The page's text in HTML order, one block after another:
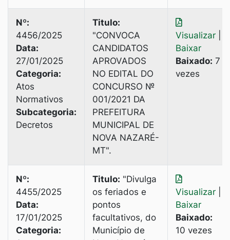
Nº:
4456/2025
Data:
27/01/2025
Categoria:
Atos
Normativos
Subcategoria:
Decretos
Titulo:
"CONVOСА
CANDIDATOS
APROVADOS
NO EDITAL DO
CONCURSO №
001/2021 DA
PREFEITURA
MUNICIPAL DE
NOVA NAZARÉ-
MТ".
Visualizar
Baixar
Baixado: 7
vezes
Nº:
4455/2025
Data:
17/01/2025
Categoria:
Titulo: "Divulga
os feriados e
pontos
facultativos, do
Município de
Visualizar
Baixar
Baixado:
10 vezes